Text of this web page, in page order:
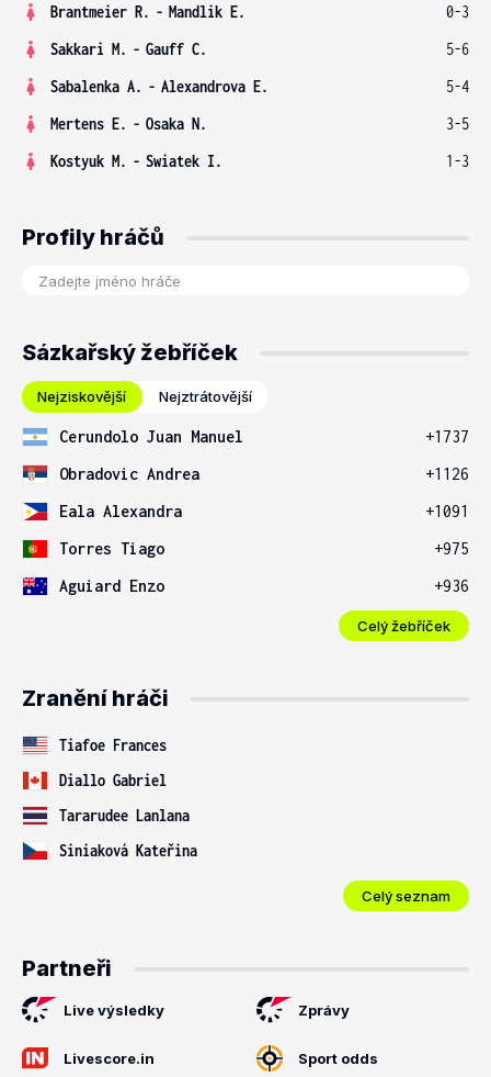
Brantmeier R. - Mandlik E.
0-3
Sakkari M. - Gauff C.
5-6
Sabalenka A. - Alexandrova E.
5-4
Mertens E. - Osaka N.
3-5
Kostyuk M. - Swiatek I. 1-3
Profily hráčů
Sázkařský žebříček
Nejziskovější Nejztrátovější
Cerundolo Juan Manuel
+1737
Obradovic Andrea
+1126
Eala Alexandra
+1091
Torres Tiago
+975
Aguiard Enzo
+936
Celý žebříček
Zranění hráči
Tiafoe Frances
Diallo Gabriel
Tararudee Lanlana
Siniaková Kateřina
Celý seznam
Partneři
Live výsledky Zprávy
Livescore.in Sport odds